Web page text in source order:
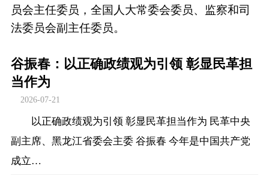
员会主任委员，全国人大常委会委员、监察和司
法委员会副主任委员。
谷振春：以正确政绩观为引领 彰显民革担
当作为
2026-07-21
以正确政绩观为引领 彰显民革担当作为 民革中央
副主席、黑龙江省委会主委 谷振春 今年是中国共产党
成立…